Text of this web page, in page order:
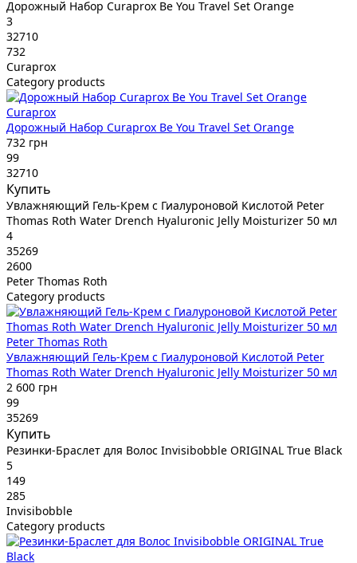
Дорожный Набор Curaprox Be You Travel Set Orange
3
32710
732
Curaprox
Category products
Curaprox
Дорожный Набор Curaprox Be You Travel Set Orange
732 грн
99
32710
Купить
Увлажняющий Гель-Крем с Гиалуроновой Кислотой Peter
Thomas Roth Water Drench Hyaluronic Jelly Moisturizer 50 мл
4
35269
2600
Peter Thomas Roth
Category products
Peter Thomas Roth
Увлажняющий Гель-Крем с Гиалуроновой Кислотой Peter
Thomas Roth Water Drench Hyaluronic Jelly Moisturizer 50 мл
2 600 грн
99
35269
Купить
Резинки-Браслет для Волос Invisibobble ORIGINAL True Black
5
149
285
Invisibobble
Category products